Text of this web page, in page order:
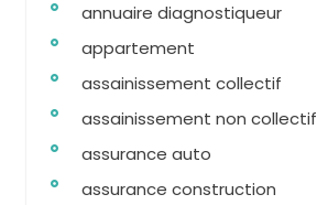
annuaire diagnostiqueur
appartement
assainissement collectif
assainissement non collectif
assurance auto
assurance construction